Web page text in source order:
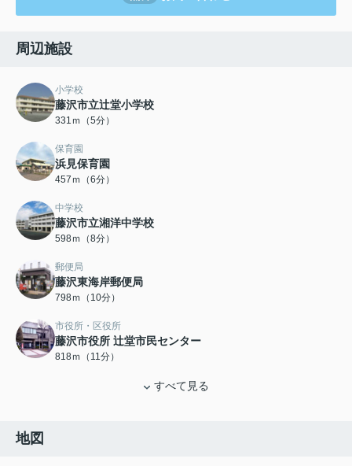
周辺施設
小学校
藤沢市立辻堂小学校
331ｍ（5分）
保育園
浜見保育園
457ｍ（6分）
中学校
藤沢市立湘洋中学校
598ｍ（8分）
郵便局
藤沢東海岸郵便局
798ｍ（10分）
市役所・区役所
藤沢市役所 辻堂市民センター
818ｍ（11分）
すべて見る
地図